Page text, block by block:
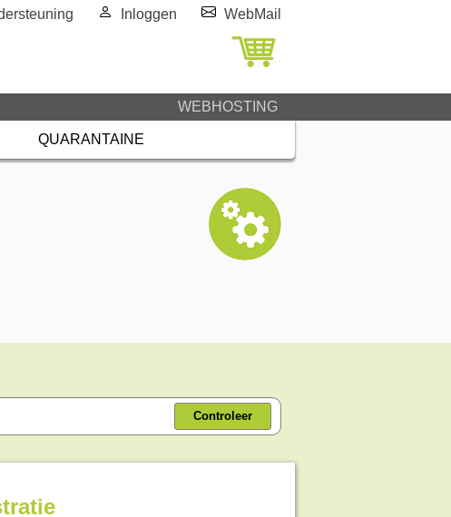
Inloggen WebMail
WEBHOSTING
QUARANTAINE
Controleer